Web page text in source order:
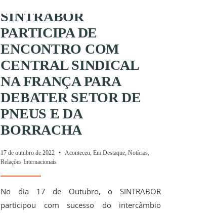
SINTRABOR
PARTICIPA DE
ENCONTRO COM
CENTRAL SINDICAL
NA FRANÇA PARA
DEBATER SETOR DE
PNEUS E DA
BORRACHA
17 de outubro de 2022 • Aconteceu,Em Destaque,Notícias,
Relações Internacionais
No dia 17 de Outubro, o SINTRABOR
participou com sucesso do intercâmbio